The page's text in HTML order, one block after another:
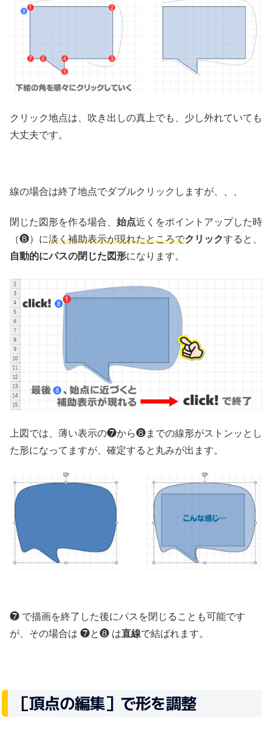
クリック地点は、吹き出しの真上でも、少し外れていても
大丈夫です。
線の場合は終了地点でダブルクリックしますが、、、
閉じた図形を作る場合、 始点近くをポイントアップした時
（❽）に淡く補助表示が現れたところでクリックすると、
自動的にパスの閉じた図形になります。
上図では、薄い表示の❼から❽までの線形がストンッとし
た形になってますが、確定すると丸みが出ます。
❼ で描画を終了した後にパスを閉じることも可能です
が、その場合は ❼と❽ は直線で結ばれます。
［頂点の編集］で形を調整